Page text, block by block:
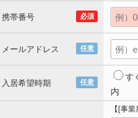
必須
携帯番号
任意
メールアドレス
任意
入居希望時期
す
内
【[事